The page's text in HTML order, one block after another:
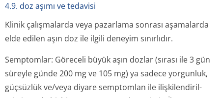
4.9. doz aşımı ve tedavisi
Klinik çalışmalarda veya pazarlama sonrası aşamalarda
elde edilen aşın doz ile ilgili deneyim sınırlıdır.
Semptomlar: Göreceli büyük aşın dozlar (sırası ile 3 gün
süreyle günde 200 mg ve 105 mg) ya sadece yorgunluk,
güçsüzlük ve/veya diyare semptomlan ile ilişkilendiril­